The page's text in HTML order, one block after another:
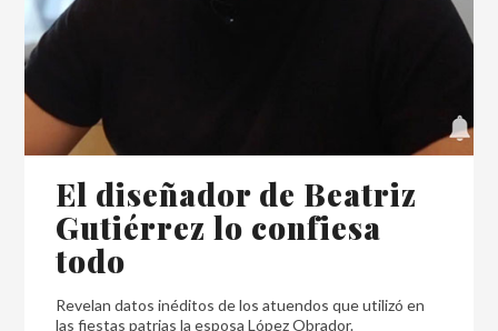
El diseñador de Beatriz
Gutiérrez lo confiesa
todo
Revelan datos inéditos de los atuendos que utilizó en
las fiestas patrias la esposa López Obrador.